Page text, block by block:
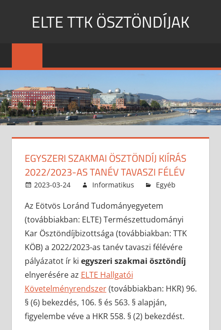
ELTE TTK ÖSZTÖNDÍJAK
EGYSZERI SZAKMAI ÖSZTÖNDÍJ KIÍRÁS
2022/2023-AS TANÉV TAVASZI FÉLÉV
2023-03-24 Informatikus Egyéb
Az Eötvös Loránd Tudományegyetem
(továbbiakban: ELTE) Természettudományi
Kar Ösztöndíjbizottsága (továbbiakban: TTK
KÖB) a 2022/2023-as tanév tavaszi félévére
pályázatot ír ki egyszeri szakmai ösztöndíj
elnyerésére az ELTE Hallgatói
Követelményrendszer(továbbiakban: HKR) 96.
§ (6) bekezdés, 106. § és 563. § alapján,
figyelembe véve a HKR 558. § (2) bekezdést.